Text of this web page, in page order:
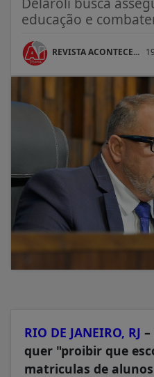
educação e
REVISTA ACONTECE...
RIO DE JANEIRO, RJ
quer "proibir que
matriculas de